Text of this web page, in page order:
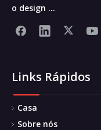
o design ...
Links Rápidos
Casa
Sobre nós